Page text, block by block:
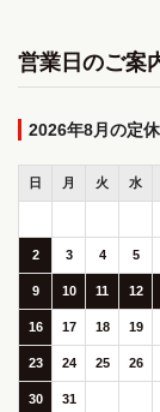
営業日のご案
2026年8月
日 月 火 水
2 3 4 5
9 10 11 12
16 17 18 19
23 24 25 26
30 31